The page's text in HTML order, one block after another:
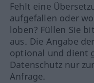
Fehlt eine
aufgefallen oder
loben? Füllen Sie
aus. Die Angabe
optional und dient
Datenschutz nur
Anfrage.